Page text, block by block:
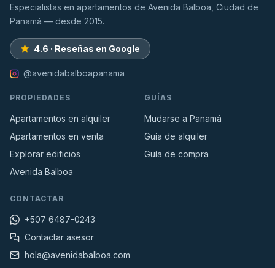
Especialistas en apartamentos de Avenida Balboa, Ciudad de
Panamá — desde 2015.
4.6 · Reseñas en Google
@avenidabalboapanama
PROPIEDADES
Apartamentos en alquiler
Apartamentos en venta
Explorar edificios
Avenida Balboa
GUÍAS
Mudarse a Panamá
Guía de alquiler
Guía de compra
CONTACTAR
+507 6487-0243
Contactar asesor
hola@avenidabalboa.com